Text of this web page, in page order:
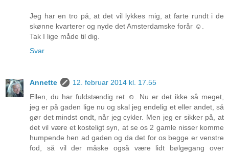
Jeg har en tro på, at det vil lykkes mig, at farte rundt i de
skønne kvarterer og nyde det Amsterdamske forår ☺.
Tak I lige måde til dig.
Svar
Annette
12. februar 2014 kl. 17.55
Ellen, du har fuldstændig ret ☺. Nu er det ikke så meget,
jeg er på gaden lige nu og skal jeg endelig et eller andet, så
gør det mindst ondt, når jeg cykler. Men jeg er sikker på, at
det vil være et kosteligt syn, at se os 2 gamle nisser komme
humpende hen ad gaden og da det for os begge er venstre
fod, så vil der måske også være lidt bølgegang over